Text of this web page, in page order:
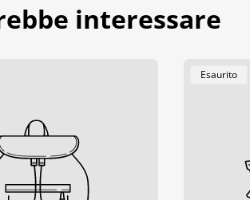
interessare
Etichetta
Esaurito